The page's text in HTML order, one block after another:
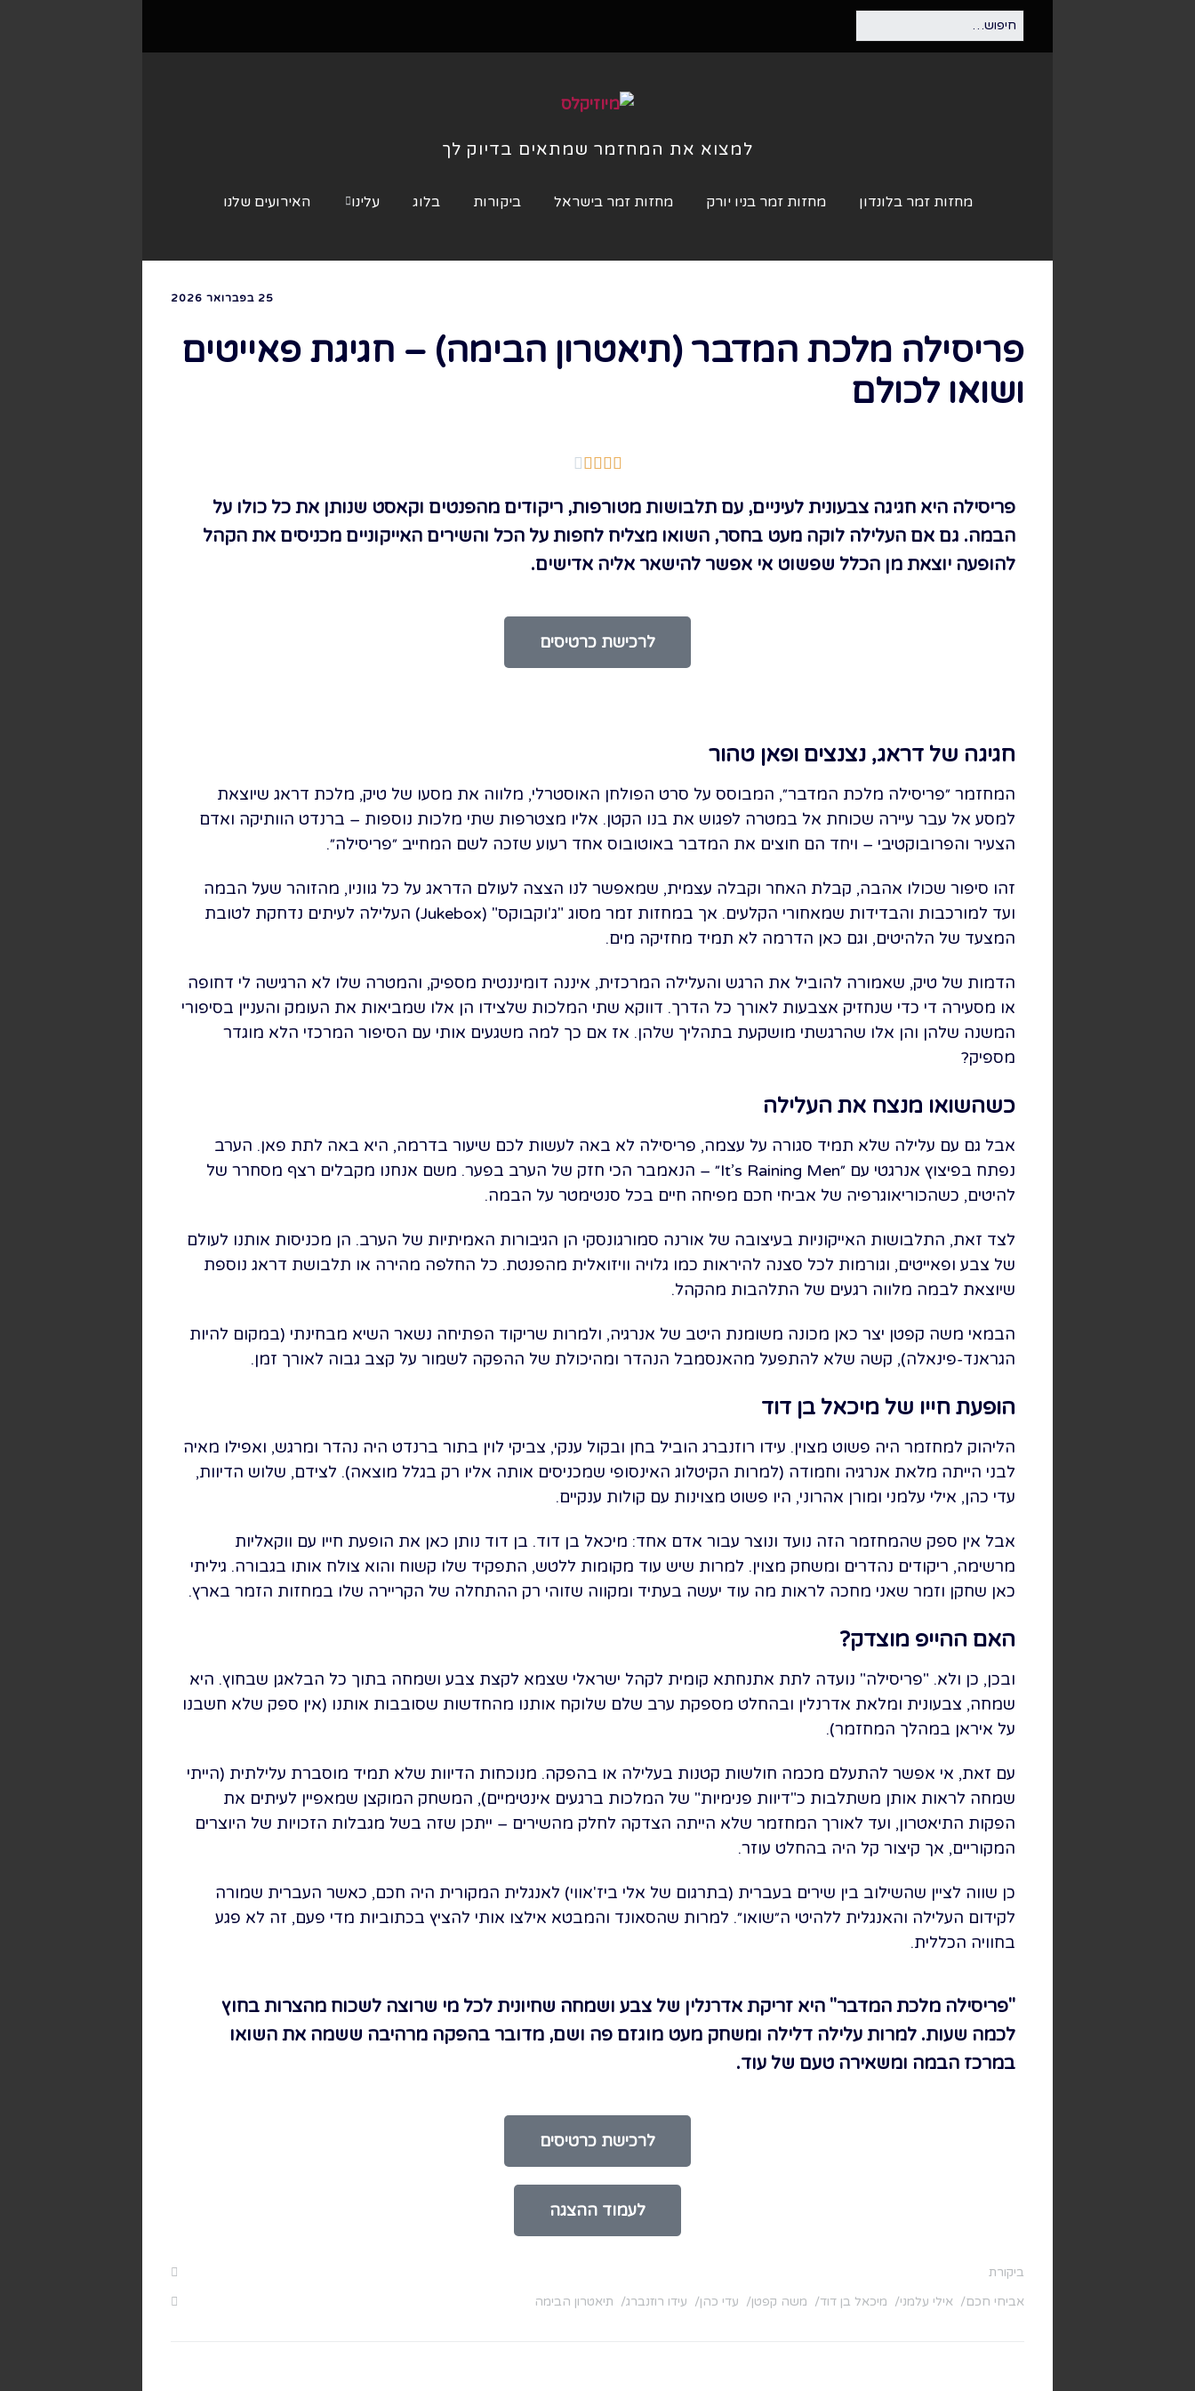
למצוא את המחזמר שמתאים בדיוק לך
מחזות זמר בלונדון מחזות זמר בניו יורק מחזות זמר בישראל ביקורות בלוג עלינו האירועים שלנו
25 בפברואר 2026
פריסילה מלכת המדבר (תיאטרון הבימה) – חגיגת פאייטים
ושואו לכולם





פריסילה היא חגיגה צבעונית לעיניים, עם תלבושות מטורפות, ריקודים מהפנטים וקאסט שנותן את כל כולו על
הבמה. גם אם העלילה לוקה מעט בחסר, השואו מצליח לחפות על הכל והשירים האייקוניים מכניסים את הקהל
להופעה יוצאת מן הכלל שפשוט אי אפשר להישאר אליה אדישים.
לרכישת כרטיסים
חגיגה של דראג, נצנצים ופאן טהור
המחזמר ״פריסילה מלכת המדבר״, המבוסס על סרט הפולחן האוסטרלי, מלווה את מסעו של טיק, מלכת דראג שיוצאת
למסע אל עבר עיירה שכוחת אל במטרה לפגוש את בנו הקטן. אליו מצטרפות שתי מלכות נוספות – ברנדט הוותיקה ואדם
הצעיר והפרובוקטיבי – ויחד הם חוצים את המדבר באוטובוס אחד רעוע שזכה לשם המחייב ״פריסילה״.
זהו סיפור שכולו אהבה, קבלת האחר וקבלה עצמית, שמאפשר לנו הצצה לעולם הדראג על כל גווניו, מהזוהר שעל הבמה
ועד למורכבות והבדידות שמאחורי הקלעים. אך במחזות זמר מסוג "ג'וקבוקס" (Jukebox) העלילה לעיתים נדחקת לטובת
המצעד של הלהיטים, וגם כאן הדרמה לא תמיד מחזיקה מים.
הדמות של טיק, שאמורה להוביל את הרגש והעלילה המרכזית, איננה דומיננטית מספיק, והמטרה שלו לא הרגישה לי דחופה
או מסעירה די כדי שנחזיק אצבעות לאורך כל הדרך. דווקא שתי המלכות שלצידו הן אלו שמביאות את העומק והעניין בסיפורי
המשנה שלהן והן אלו שהרגשתי מושקעת בתהליך שלהן. אז אם כך למה משגעים אותי עם הסיפור המרכזי הלא מוגדר
מספיק?
כשהשואו מנצח את העלילה
אבל גם עם עלילה שלא תמיד סגורה על עצמה, פריסילה לא באה לעשות לכם שיעור בדרמה, היא באה לתת פאן. הערב
נפתח בפיצוץ אנרגטי עם ״It’s Raining Men״ – הנאמבר הכי חזק של הערב בפער. משם אנחנו מקבלים רצף מסחרר של
להיטים, כשהכוריאוגרפיה של אביחי חכם מפיחה חיים בכל סנטימטר על הבמה.
לצד זאת, התלבושות האייקוניות בעיצובה של אורנה סמורגונסקי הן הגיבורות האמיתיות של הערב. הן מכניסות אותנו לעולם
של צבע ופאייטים, וגורמות לכל סצנה להיראות כמו גלויה וויזואלית מהפנטת. כל החלפה מהירה או תלבושת דראג נוספת
שיוצאת לבמה מלווה רגעים של התלהבות מהקהל.
הבמאי משה קפטן יצר כאן מכונה משומנת היטב של אנרגיה, ולמרות שריקוד הפתיחה נשאר השיא מבחינתי (במקום להיות
הגראנד-פינאלה), קשה שלא להתפעל מהאנסמבל הנהדר ומהיכולת של ההפקה לשמור על קצב גבוה לאורך זמן.
הופעת חייו של מיכאל בן דוד
הליהוק למחזמר היה פשוט מצוין. עידו רוזנברג הוביל בחן ובקול ענקי, צביקי לוין בתור ברנדט היה נהדר ומרגש, ואפילו מאיה
לבני הייתה מלאת אנרגיה וחמודה (למרות הקיטלוג האינסופי שמכניסים אותה אליו רק בגלל מוצאה). לצידם, שלוש הדיוות,
עדי כהן, אילי עלמני ומורן אהרוני, היו פשוט מצוינות עם קולות ענקיים.
אבל אין ספק שהמחזמר הזה נועד ונוצר עבור אדם אחד: מיכאל בן דוד. בן דוד נותן כאן את הופעת חייו עם ווקאליות
מרשימה, ריקודים נהדרים ומשחק מצוין. למרות שיש עוד מקומות ללטש, התפקיד שלו קשוח והוא צולח אותו בגבורה. גיליתי
כאן שחקן וזמר שאני מחכה לראות מה עוד יעשה בעתיד ומקווה שזוהי רק ההתחלה של הקריירה שלו במחזות הזמר בארץ.
האם ההייפ מוצדק?
ובכן, כן ולא. "פריסילה" נועדה לתת אתנחתא קומית לקהל ישראלי שצמא לקצת צבע ושמחה בתוך כל הבלאגן שבחוץ. היא
שמחה, צבעונית ומלאת אדרנלין ובהחלט מספקת ערב שלם שלוקח אותנו מהחדשות שסובבות אותנו (אין ספק שלא חשבנו
על איראן במהלך המחזמר).
עם זאת, אי אפשר להתעלם מכמה חולשות קטנות בעלילה או בהפקה. מנוכחות הדיוות שלא תמיד מוסברת עלילתית (הייתי
שמחה לראות אותן משתלבות כ"דיוות פנימיות" של המלכות ברגעים אינטימיים), המשחק המוקצן שמאפיין לעיתים את
הפקות התיאטרון, ועד לאורך המחזמר שלא הייתה הצדקה לחלק מהשירים – ייתכן שזה בשל מגבלות הזכויות של היוצרים
המקוריים, אך קיצור קל היה בהחלט עוזר.
כן שווה לציין שהשילוב בין שירים בעברית (בתרגום של אלי ביז'אווי) לאנגלית המקורית היה חכם, כאשר העברית שמורה
לקידום העלילה והאנגלית ללהיטי ה״שואו״. למרות שהסאונד והמבטא אילצו אותי להציץ בכתוביות מדי פעם, זה לא פגע
בחוויה הכללית.
"פריסילה מלכת המדבר" היא זריקת אדרנלין של צבע ושמחה שחיונית לכל מי שרוצה לשכוח מהצרות בחוץ
לכמה שעות. למרות עלילה דלילה ומשחק מעט מוגזם פה ושם, מדובר בהפקה מרהיבה ששמה את השואו
במרכז הבמה ומשאירה טעם של עוד.
לרכישת כרטיסים
לעמוד ההצגה
ביקורת
אביחי חכם
אילי עלמני מיכאל בן דוד משה קפטן עדי כהן עידו רוזנברג תיאטרון הבימה